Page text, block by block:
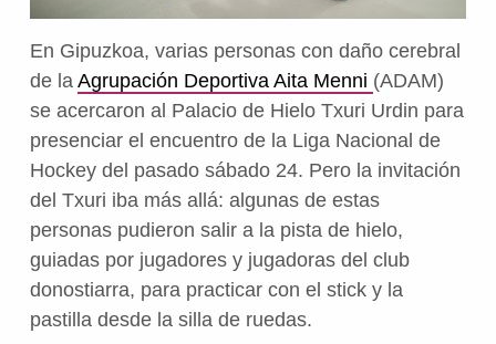
En Gipuzkoa, varias personas con daño cerebral
de la Agrupación Deportiva Aita Menni (ADAM)
se acercaron al Palacio de Hielo Txuri Urdin para
presenciar el encuentro de la Liga Nacional de
Hockey del pasado sábado 24. Pero la invitación
del Txuri iba más allá: algunas de estas
personas pudieron salir a la pista de hielo,
guiadas por jugadores y jugadoras del club
donostiarra, para practicar con el stick y la
pastilla desde la silla de ruedas.